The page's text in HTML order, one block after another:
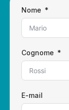
Nome
Cognome
E-mail